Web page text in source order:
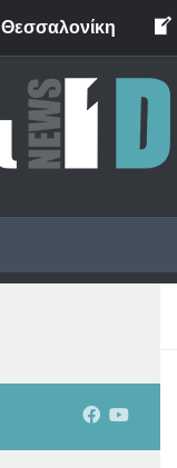
Θεσσαλονίκη